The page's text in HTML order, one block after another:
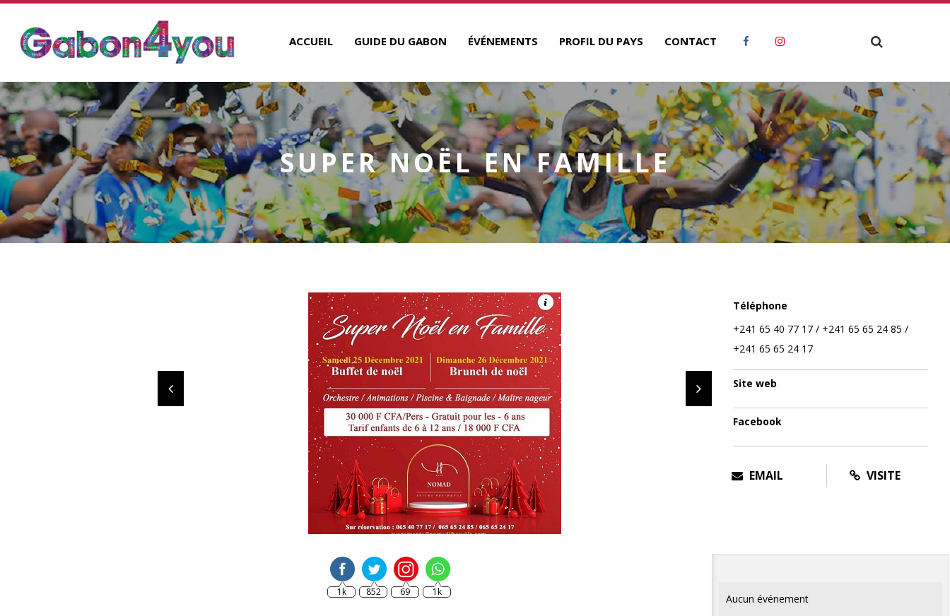
ACCUEIL GUIDE DU GABON ÉVÉNEMENTS PROFIL DU PAYS CONTACT
SUPER NOËL EN FAMILLE
Téléphone
+241 65 40 77 17 / +241 65 65 24 85 /
+241 65 65 24 17
Site web
Facebook
EMAIL VISITE
1k 852 69 1k
Aucun événement